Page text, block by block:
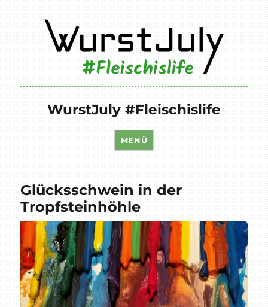
WurstJuly #Fleischislife
MENÜ
Glücksschwein in der
Tropfsteinhöhle